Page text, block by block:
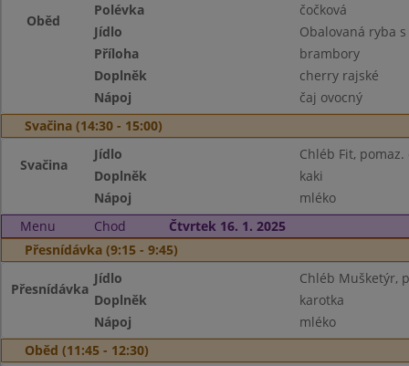
Oběd
Polévka
čočková
Jídlo
Obalovaná ryba
Příloha
brambory
Doplněk
cherry rajské
Nápoj
čaj ovocný
Svačina (14:30 - 15:00)
Svačina
Jídlo
Chléb Fit,
Doplněk
kaki
Nápoj
mléko
Menu
Chod
Čtvrtek 16. 1. 2025
Přesnídávka (9:15 - 9:45)
Přesnídávka
Jídlo
Chléb Mušketýr,
Doplněk
karotka
Nápoj
mléko
Oběd (11:45 - 12:30)